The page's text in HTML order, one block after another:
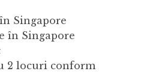
Singapore
în Singapore
2 locuri conform